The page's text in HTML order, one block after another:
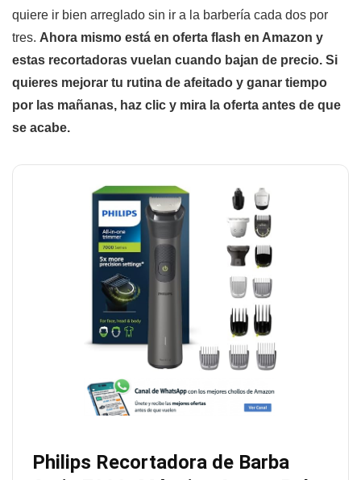
quiere ir bien arreglado sin ir a la barbería cada dos por
tres. Ahora mismo está en oferta flash en Amazon y
estas recortadoras vuelan cuando bajan de precio. Si
quieres mejorar tu rutina de afeitado y ganar tiempo
por las mañanas, haz clic y mira la oferta antes de que
se acabe.
Philips Recortadora de Barba